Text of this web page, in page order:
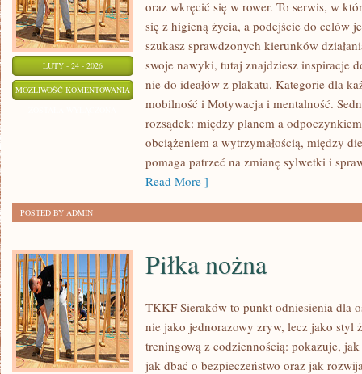
LUTY - 24 - 2026
MOŻLIWOŚĆ KOMENTOWANIA YOGA
PILATES
oraz wkręcić się w rower. To serwis, w
się z higieną życia, a podejście do celów
szukasz sprawdzonych kierunków
swoje nawyki, tutaj znajdziesz inspiracje
nie do ideałów z plakatu. Kategorie dla
mobilność i Motywacja i mentalność.
rozsądek: między planem a
obciążeniem a wytrzymałością, między
pomaga patrzeć na zmianę sylwetki i
Read More ]
POSTED BY ADMIN
Piłka nożna
TKKF Sieraków to punkt odniesienia dla
nie jako jednorazowy zryw, lecz jako styl
treningową z codziennością: pokazuje,
jak dbać o bezpieczeństwo oraz jak